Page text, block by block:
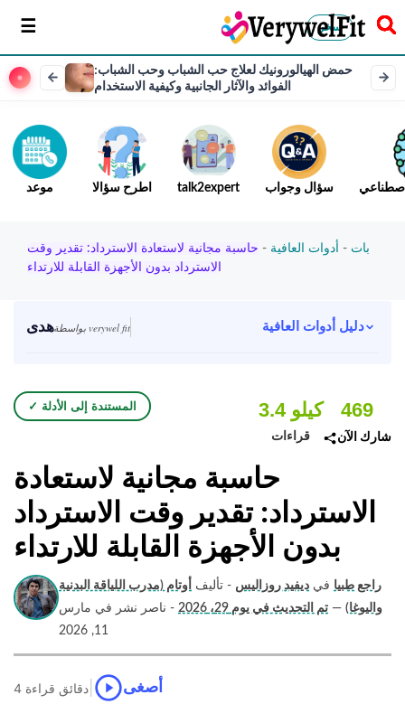
سخر
حمض الهيالورونيك لعلاج حب الشباب وحب الشباب:
الفوائد والآثار الجانبية وكيفية الاستخدام
موعد اطرح سؤالا talk2expert سؤال وجواب
بات - أدوات العافية - حاسبة مجانية لاستعادة الاسترداد: تقدير وقت
الاسترداد بدون الأجهزة القابلة للارتداء
هدى بواسطة verywel fit دليل أدوات العافية
✓ المستندة إلى الأدلة 3.4 كيلو
قراءات
469
شارك الآن
حاسبة مجانية لاستعادة
الاسترداد: تقدير وقت الاسترداد
بدون الأجهزة القابلة للارتداء
راجع طبيا في ديفيد روزاليس - تأليف
أوتام (مدرب اللياقة البدنية
واليوغا) — تم التحديث في يوم 29، 2026
- ناصر نشر في مارس
11, 2026
4 دقائق قراءة أصغى